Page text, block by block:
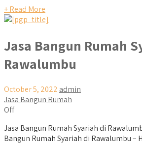
+ Read More
Jasa Bangun Rumah
Rawalumbu
October 5, 2022 admin
Jasa Bangun Rumah
Off
Jasa Bangun Rumah Syariah di
Bangun Rumah Syariah di Rawalumbu –